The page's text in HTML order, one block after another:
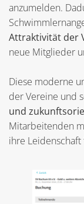
anzumelden.
Attraktivität der
neue Mitglieder
Diese moderne
der Vereine und
und
Mitarbeitenden
ihre